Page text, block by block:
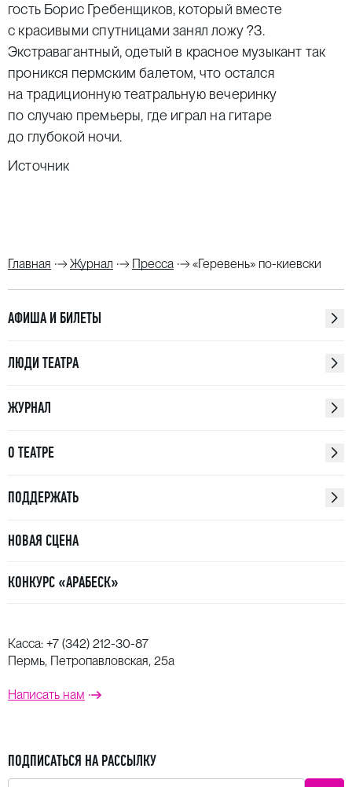
гость Борис Гребенщиков, который вместе
с красивыми спутницами занял ложу ?3.
Экстравагантный, одетый в красное музыкант так
проникся пермским балетом, что остался
на традиционную театральную вечеринку
по случаю премьеры, где играл на гитаре
до глубокой ночи.
Источник
Главная Журнал Пресса «Геревень» по-киевски
АФИША И БИЛЕТЫ
ЛЮДИ ТЕАТРА
ЖУРНАЛ
О ТЕАТРЕ
ПОДДЕРЖАТЬ
НОВАЯ СЦЕНА
КОНКУРС «АРАБЕСК»
Касса: +7 (342) 212-30-87
Пермь, Петропавловская, 25а
Написать нам
ПОДПИСАТЬСЯ НА РАССЫЛКУ